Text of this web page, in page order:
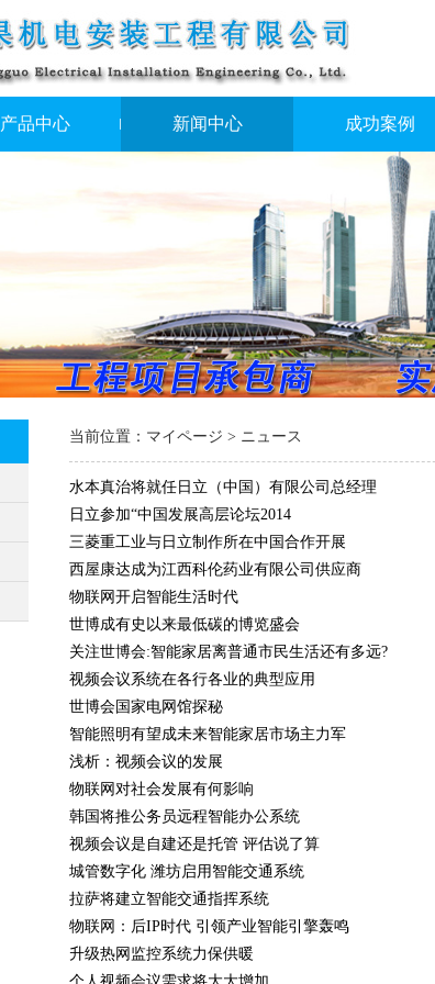
产品中心 新闻中心 成功案例
当前位置： マイページ > ニュース
水本真治将就任日立（中国）有限公司总经理
日立参加“中国发展高层论坛2014
三菱重工业与日立制作所在中国合作开展
西屋康达成为江西科伦药业有限公司供应商
物联网开启智能生活时代
世博成有史以来最低碳的博览盛会
关注世博会:智能家居离普通市民生活还有多远?
视频会议系统在各行各业的典型应用
世博会国家电网馆探秘
智能照明有望成未来智能家居市场主力军
浅析：视频会议的发展
物联网对社会发展有何影响
韩国将推公务员远程智能办公系统
视频会议是自建还是托管 评估说了算
城管数字化 潍坊启用智能交通系统
拉萨将建立智能交通指挥系统
物联网：后IP时代 引领产业智能引擎轰鸣
升级热网监控系统力保供暖